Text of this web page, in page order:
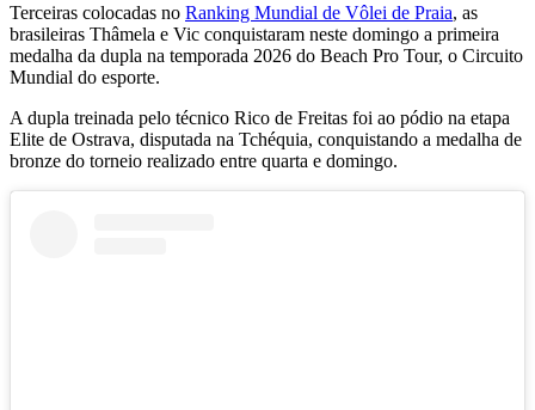
Terceiras colocadas no Ranking Mundial de Vôlei de Praia, as
brasileiras Thâmela e Vic conquistaram neste domingo a primeira
medalha da dupla na temporada 2026 do Beach Pro Tour, o Circuito
Mundial do esporte.
A dupla treinada pelo técnico Rico de Freitas foi ao pódio na etapa
Elite de Ostrava, disputada na Tchéquia, conquistando a medalha de
bronze do torneio realizado entre quarta e domingo.